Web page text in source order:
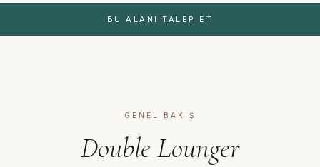
BU ALANI TALEP ET
GENEL BAKIŞ
Double Lounger